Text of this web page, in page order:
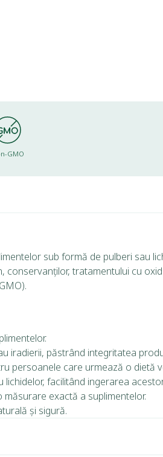
GMO
sub formă de pulberi sau
tratamentului cu
iradierii, păstrând integritatea
persoanele care urmează o dietă
facilitând ingerarea
exactă a suplimentelor.
și sigură.